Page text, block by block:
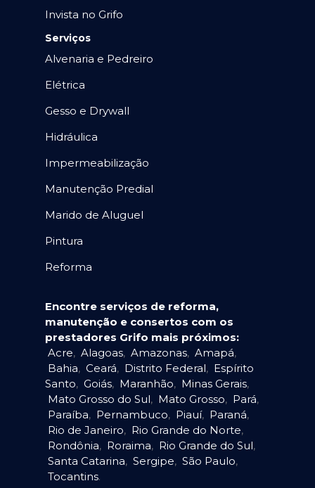
Invista no Grifo
Serviços
Alvenaria e Pedreiro
Elétrica
Gesso e Drywall
Hidráulica
Impermeabilização
Manutenção Predial
Marido de Aluguel
Pintura
Reforma
Encontre serviços de reforma,
manutenção e consertos com os
prestadores Grifo mais próximos:
Acre, Alagoas, Amazonas, Amapá,
Bahia, Ceará, Distrito Federal, Espírito
Santo, Goiás, Maranhão, Minas Gerais,
Mato Grosso do Sul, Mato Grosso, Pará,
Paraíba, Pernambuco, Piauí, Paraná,
Rio de Janeiro, Rio Grande do Norte,
Rondônia, Roraima, Rio Grande do Sul,
Santa Catarina, Sergipe, São Paulo,
Tocantins.